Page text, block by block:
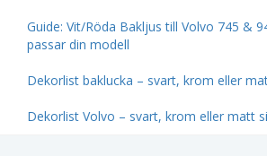
Guide: Vit/Röda Bakljus till Volvo 745 &
passar din modell
Dekorlist baklucka – svart, krom eller
Dekorlist Volvo – svart, krom eller matt